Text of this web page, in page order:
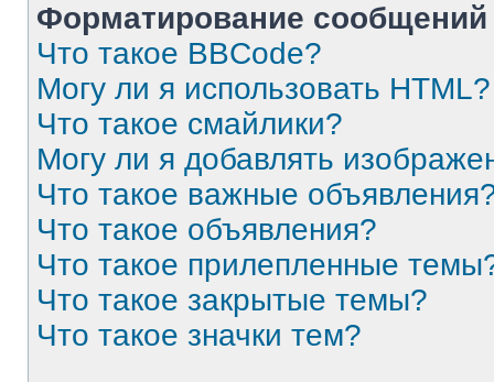
Форматирование
Что такое BBCode?
Могу ли я использовать HTML?
Что такое смайлики?
Могу ли я добавлять
Что такое важные
Что такое объявления?
Что такое прилепленные
Что такое закрытые темы?
Что такое значки тем?